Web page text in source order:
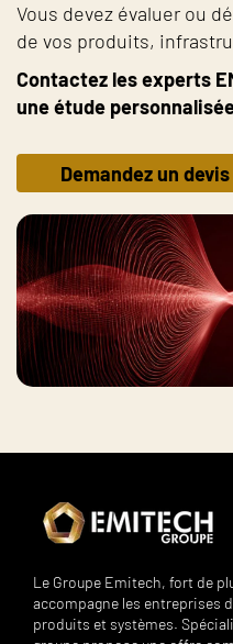
Vous devez évaluer ou
de vos produits,
Contactez les experts
une étude
Demandez un
Le Groupe Emitech, fort de
accompagne les entreprises
produits et systèmes.